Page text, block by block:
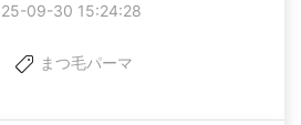
09-30 15:24:28
まつ毛パーマ